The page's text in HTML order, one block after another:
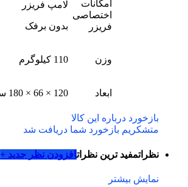
امکانات
اختصاصی
فریزر
لامپ فریزر
بدون برفک
وزن 110 کیلوگرم
ابعاد 120 × 66 × 180 سانتیمتر
بازخورد درباره این کالا
متشکریم بازخورد شما دریافت شد
نظراتمفید ترین نظراتافزودن نظر جدید +
نمایش بیشتر